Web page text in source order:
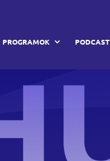
PROGRAMOK PODCAST